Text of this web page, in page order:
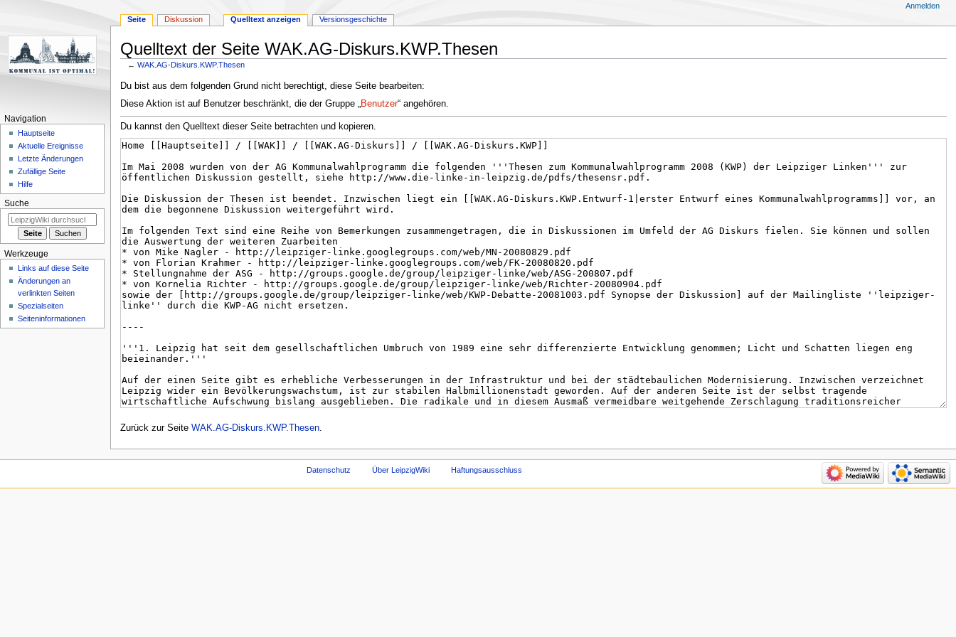
Quelltext der Seite WAK.AG-Diskurs.KWP.Thesen
←WAK.AG-Diskurs.KWP.Thesen
Zur
Navigation
Zur
Suche
Du bist aus dem folgenden Grund nicht berechtigt, diese Seite bearbeiten:
Diese Aktion ist auf Benutzer beschränkt, die der Gruppe „Benutzer“ angehören.
Du kannst den Quelltext dieser Seite betrachten und kopieren.
Zurück zur Seite WAK.AG-Diskurs.KWP.Thesen.
Seite Diskussion Quelltext anzeigen Versionsgeschichte
Anmelden
Navigation
Hauptseite
Aktuelle Ereignisse
Letzte Änderungen
Zufällige Seite
Hilfe
Suche
Werkzeuge
Links auf diese Seite
Änderungen an
verlinkten Seiten
Spezialseiten
Seiten­informationen
Datenschutz Über LeipzigWiki Haftungsausschluss